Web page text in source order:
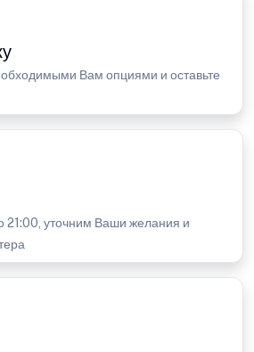
Вам опциями и оставьте
21:00, уточним Ваши желания и